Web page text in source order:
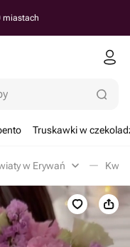
miastach
Truskawki w
w Erywań